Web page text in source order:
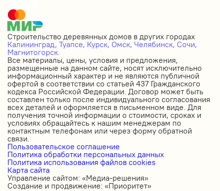
Строительство деревянных домов в других городах
Калининград, Туапсе, Курск, Омск, Челябинск, Сочи,
Магнитогорск.
Все материалы, цены, условия и предложения,
размещенные на данном сайте, носят исключительно
информационный характер и не являются публичной
офертой в соответствии со статьей 437 Гражданского
кодекса Российской Федерации. Договор может быть
составлен только после индивидуального согласования
всех деталей и оформляется в письменном виде. Для
получения точной информации о стоимости, сроках и
условиях обращайтесь к нашим менеджерам по
контактным телефонам или через форму обратной
связи.
Пользовательское соглашение
Политика обработки персональных данных
Политика использования файлов cookies
Карта сайта
Управление сайтом: «Медиа-решения»
Создание и продвижение: «Приоритет»